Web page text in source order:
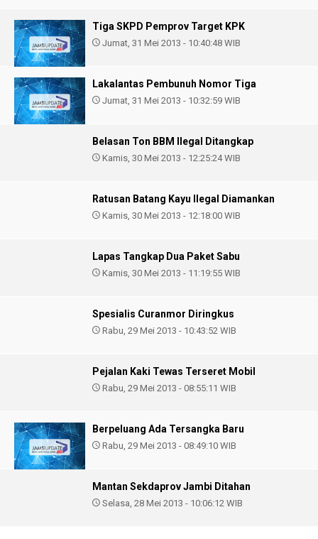
Tiga SKPD Pemprov Target KPK
Jumat, 31 Mei 2013 - 10:40:48 WIB
Lakalantas Pembunuh Nomor Tiga
Jumat, 31 Mei 2013 - 10:32:59 WIB
Belasan Ton BBM Ilegal Ditangkap
Kamis, 30 Mei 2013 - 12:25:24 WIB
Ratusan Batang Kayu Ilegal Diamankan
Kamis, 30 Mei 2013 - 12:18:00 WIB
Lapas Tangkap Dua Paket Sabu
Kamis, 30 Mei 2013 - 11:19:55 WIB
Spesialis Curanmor Diringkus
Rabu, 29 Mei 2013 - 10:43:52 WIB
Pejalan Kaki Tewas Terseret Mobil
Rabu, 29 Mei 2013 - 08:55:11 WIB
Berpeluang Ada Tersangka Baru
Rabu, 29 Mei 2013 - 08:49:10 WIB
Mantan Sekdaprov Jambi Ditahan
Selasa, 28 Mei 2013 - 10:06:12 WIB